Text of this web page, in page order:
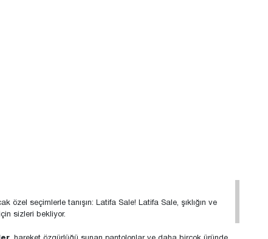
seçimlerle tanışın: Latifa Sale! Latifa Sale, şıklığın ve
sizleri bekliyor.